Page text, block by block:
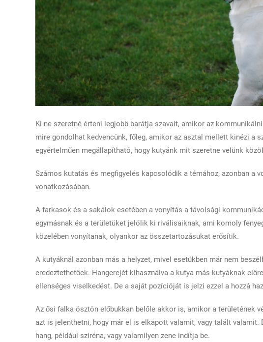
Ki ne szeretné érteni legjobb barátja szavait, amikor az
mire gondolhat kedvencünk, főleg, amikor az asztal mellett kinézi a
egyértelműen megállapítható, hogy kutyánk mit szeretne velünk
Számos kutatás és megfigyelés kapcsolódik a témához, azonban a
vonatkozásában.
A farkasok és a sakálok esetében a vonyítás a távolsági
egymásnak és a területüket jelölik ki riválisaiknak, ami komoly
közelében vonyítanak, olyankor az összetartozásukat erősítik.
A kutyáknál azonban más a helyzet, mivel esetükben már nem
eredeztethetőek. Hangerejét kihasználva a kutya más kutyáknak
ellenséges viselkedést. De a saját pozícióját is jelzi ezzel a hozzá
Az ősi falka ösztön előbukkan belőle akkor is, amikor a területének
azt is jelenthetni, hogy már el is elkapott valamit, vagy talált valamit.
hang, például sziréna, vagy valamilyen zene indítja be.